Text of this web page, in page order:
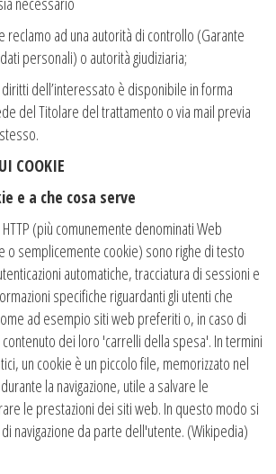
ad una autorità di controllo (Garante
personali) o autorità giudiziaria;
dell’interessato è disponibile in forma
del Titolare del trattamento o via mail previa
COOKIE
e a che cosa serve
(più comunemente denominati Web
o semplicemente cookie) sono righe di testo
automatiche, tracciatura di sessioni e
specifiche riguardanti gli utenti che
ad esempio siti web preferiti o, in caso di
dei loro 'carrelli della spesa'. In termini
un cookie è un piccolo file, memorizzato nel
la navigazione, utile a salvare le
le prestazioni dei siti web. In questo modo si
navigazione da parte dell'utente. (Wikipedia)